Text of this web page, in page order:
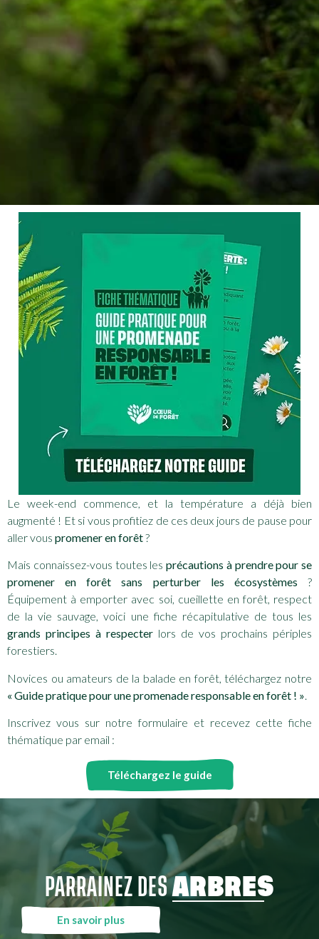
Le week-end commence, et la température a déjà bien
augmenté ! Et si vous profitiez de ces deux jours de pause pour
aller vous promener en forêt?
Mais connaissez-vous toutes les précautions à prendre pour se
promener en forêt sans perturber les écosystèmes ?
Équipement à emporter avec soi, cueillette en forêt, respect
de la vie sauvage, voici une fiche récapitulative de tous les
grands principes à respecter lors de vos prochains périples
forestiers.
Novices ou amateurs de la balade en forêt, téléchargez notre
« Guide pratique pour une promenade responsable en forêt ! »
Inscrivez vous sur notre formulaire et recevez cette fiche
thématique par email :
Téléchargez le guide
PARRAINEZ DESARBRES
En savoir plus